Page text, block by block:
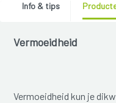
Info & tips
Vermoeidheid
Vermoeidheid kun je